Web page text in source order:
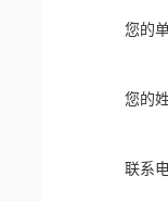
您的
您的
联系